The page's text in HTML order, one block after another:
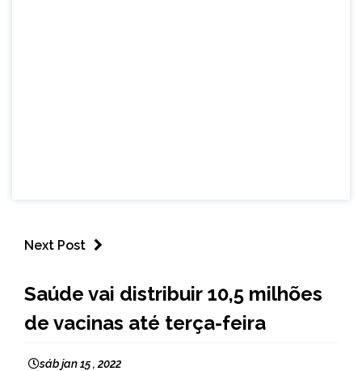
Next Post
NOTÍCIAS
Saúde vai distribuir 10,5 milhões
de vacinas até terça-feira
sáb jan 15 , 2022